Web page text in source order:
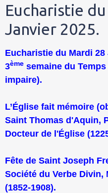
Eucharistie
Janvier 2025.
Eucharistie du Mardi
3ème semaine du
impaire).
L’Église fait mémoire
Saint Thomas d'Aquin,
Docteur de l'Église
Fête de Saint Joseph
Société du Verbe
(1852-1908).